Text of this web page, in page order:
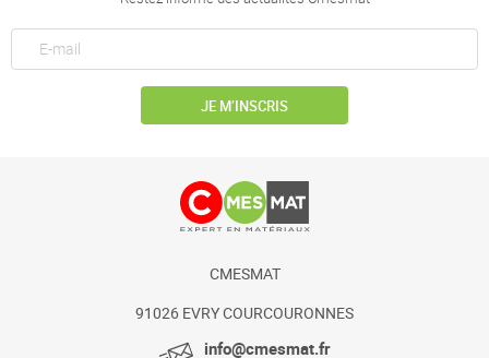
JE M’INSCRIS
CMESMAT
91026 EVRY COURCOURONNES
info@cmesmat.fr